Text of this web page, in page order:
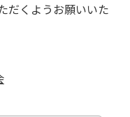
だくようお願いいた